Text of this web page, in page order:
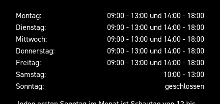
Montag:
09:00 - 13:00 und 14:00 - 18:00
Dienstag:
09:00 - 13:00 und 14:00 - 18:00
Mittwoch:
09:00 - 13:00 und 14:00 - 18:00
Donnerstag:
09:00 - 13:00 und 14:00 - 18:00
Freitag:
09:00 - 13:00 und 14:00 - 18:00
Samstag:
10:00 - 13:00
Sonntag:
geschlossen